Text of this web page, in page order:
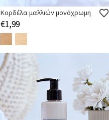
Κορδέλα μαλλιών μονόχρωμη
€1,99